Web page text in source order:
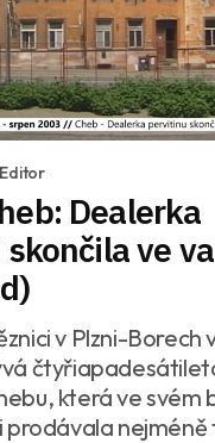
Editor
Dealerka
ve
v Plzni-Borech
která ve svém
prodávala